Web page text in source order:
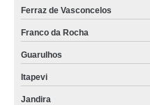
Ferraz de Vasconcelos
Franco da Rocha
Guarulhos
Itapevi
Jandira